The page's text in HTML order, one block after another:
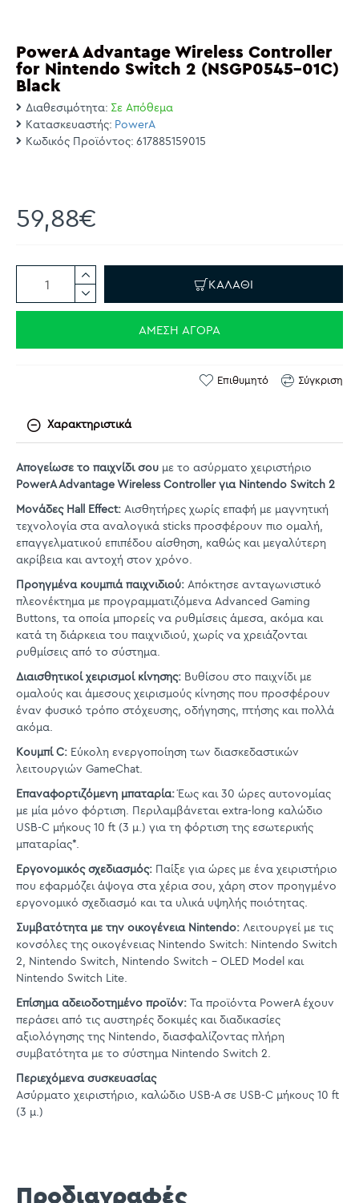
PowerA Advantage Wireless Controller
for Nintendo Switch 2 (NSGP0545-01C)
Black
Διαθεσιμότητα: Σε Απόθεμα
Κατασκευαστής: PowerA
Κωδικός Προϊόντος: 617885159015
59,88€
ΚΑΛΆΘΙ
ΆΜΕΣΗ ΑΓΟΡΆ
Επιθυμητό Σύγκριση
Χαρακτηριστικά
Απογείωσε το παιχνίδι σου με το ασύρματο χειριστήριο
PowerA Advantage Wireless Controller για Nintendo Switch 2
Μονάδες Hall Effect: Αισθητήρες χωρίς επαφή με μαγνητική
τεχνολογία στα αναλογικά sticks προσφέρουν πιο ομαλή,
επαγγελματικού επιπέδου αίσθηση, καθώς και μεγαλύτερη
ακρίβεια και αντοχή στον χρόνο.
Προηγμένα κουμπιά παιχνιδιού: Απόκτησε ανταγωνιστικό
πλεονέκτημα με προγραμματιζόμενα Advanced Gaming
Buttons, τα οποία μπορείς να ρυθμίσεις άμεσα, ακόμα και
κατά τη διάρκεια του παιχνιδιού, χωρίς να χρειάζονται
ρυθμίσεις από το σύστημα.
Διαισθητικοί χειρισμοί κίνησης: Βυθίσου στο παιχνίδι με
ομαλούς και άμεσους χειρισμούς κίνησης που προσφέρουν
έναν φυσικό τρόπο στόχευσης, οδήγησης, πτήσης και πολλά
ακόμα.
Κουμπί C: Εύκολη ενεργοποίηση των διασκεδαστικών
λειτουργιών GameChat.
Επαναφορτιζόμενη μπαταρία:Έως και 30 ώρες αυτονομίας
με μία μόνο φόρτιση. Περιλαμβάνεται extra-long καλώδιο
USB-C μήκους 10 ft (3 μ.) για τη φόρτιση της εσωτερικής
μπαταρίας*.
Εργονομικός σχεδιασμός: Παίξε για ώρες με ένα χειριστήριο
που εφαρμόζει άψογα στα χέρια σου, χάρη στον προηγμένο
εργονομικό σχεδιασμό και τα υλικά υψηλής ποιότητας.
Συμβατότητα με την οικογένεια Nintendo: Λειτουργεί με τις
κονσόλες της οικογένειας Nintendo Switch: Nintendo Switch
2, Nintendo Switch, Nintendo Switch – OLED Model και
Nintendo Switch Lite.
Επίσημα αδειοδοτημένο προϊόν: Τα προϊόντα PowerA έχουν
περάσει από τις αυστηρές δοκιμές και διαδικασίες
αξιολόγησης της Nintendo, διασφαλίζοντας πλήρη
συμβατότητα με το σύστημα Nintendo Switch 2.
Περιεχόμενα συσκευασίας
Ασύρματο χειριστήριο, καλώδιο USB-A σε USB-C μήκους 10 ft
(3 μ.)
Προδιαγραφές